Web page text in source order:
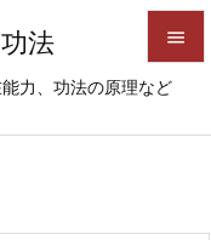
法
力、功法の原理など

